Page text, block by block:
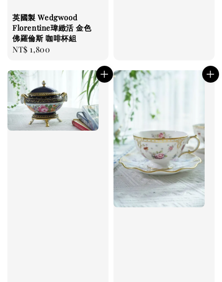
英國製 Wedgwood
Florentine瑋緻活 金色
佛羅倫斯 咖啡杯組
Regular
NT$ 1,800